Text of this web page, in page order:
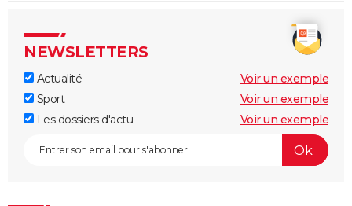
NEWSLETTERS
Actualité
Voir un exemple
Sport
Voir un exemple
Les dossiers d'actu
Voir un exemple